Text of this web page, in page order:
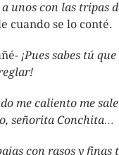
unos con las tripas
cuando se lo conté.
¡Pues sabes tú
me caliento me
señorita Conchita…
con rasos y finas